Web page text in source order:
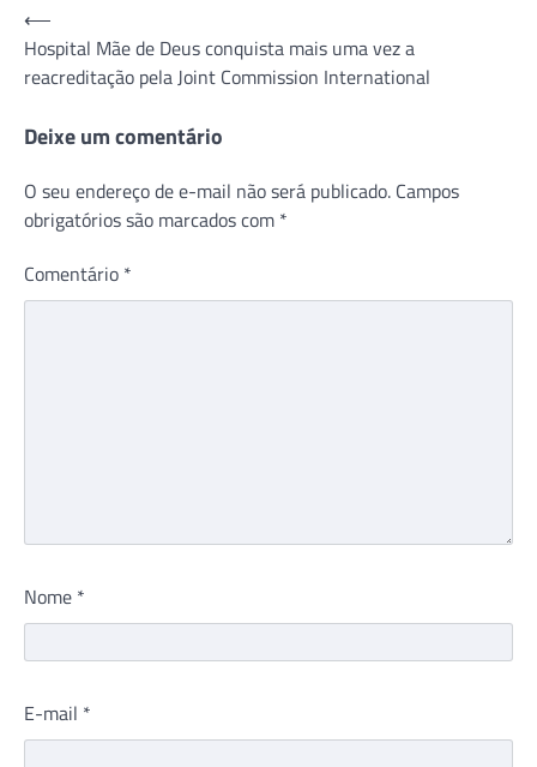
Navegação
de
Post
⟵
Hospital Mãe de Deus conquista mais uma vez a
reacreditação pela Joint Commission International
Deixe um comentário
O seu endereço de e-mail não será publicado. Campos
obrigatórios são marcados com *
Comentário *
Nome *
E-mail *